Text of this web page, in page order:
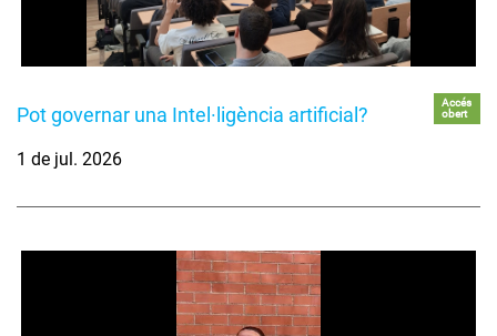
Pot governar una Intel·ligència artificial?
Accés
obert
1 de jul. 2026